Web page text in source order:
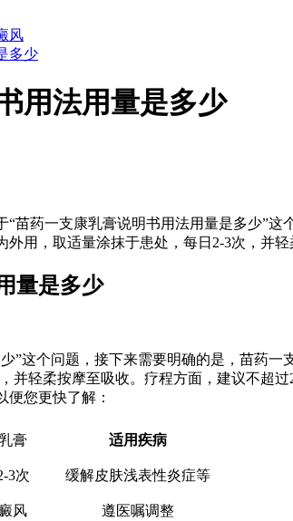
风
多少
用法用量是多少
苗药一支康乳膏说明书用法用量是多少”
用，取适量涂抹于患处，每日2-3次，并
量是多少
”这个问题，接下来需要明确的是，苗药
并轻柔按摩至吸收。疗程方面，建议不超
您更快了解：
膏 适用疾病
3次 缓解皮肤浅表性炎症等
风 遵医嘱调整